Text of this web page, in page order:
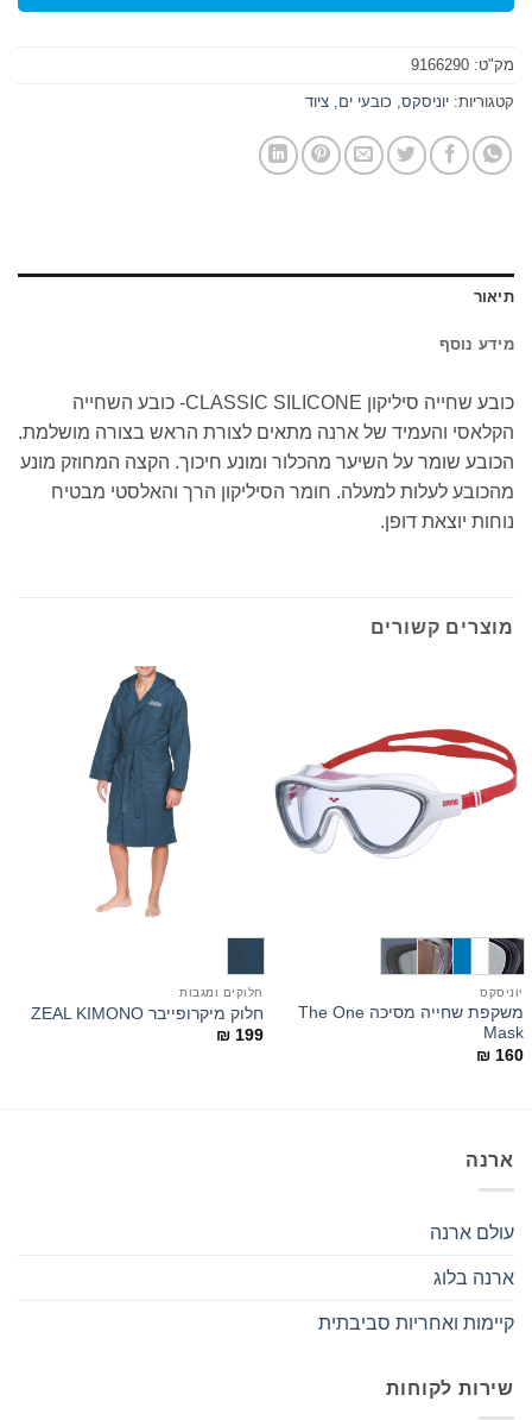
מק"ט: 9166290
קטגוריות: יוניסקס כובעי ים ציוד
תיאור
מידע נוסף
כובע שחייה סיליקון CLASSIC SILICONE- כובע השחייה
הקלאסי והעמיד של ארנה מתאים לצורת הראש בצורה מושלמת.
הכובע שומר על השיער מהכלור ומונע חיכוך. הקצה המחוזק מונע
מהכובע לעלות למעלה. חומר הסיליקון הרך והאלסטי מבטיח
נוחות יוצאת דופן.
מוצרים קשורים
יוניסקס
משקפת שחייה מסיכה The One
Mask
₪ 160
חלוקים ומגבות
חלוק מיקרופייבר ZEAL KIMONO
₪ 199
ארנה
עולם ארנה
ארנה בלוג
קיימות ואחריות סביבתית
שירות לקוחות